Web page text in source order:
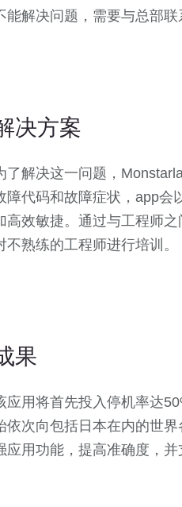
能解决问题，需要与总部联
决方案
了解决这一问题，
障代码和故障症状，app会
高效敏捷。通过与工程师
不熟练的工程师进行培训。
果
应用将首先投入停机率达
依次向包括日本在内的世
应用功能，提高准确度，并